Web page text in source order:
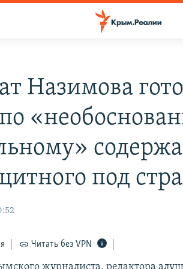
Назимова
под
Читать без VPN